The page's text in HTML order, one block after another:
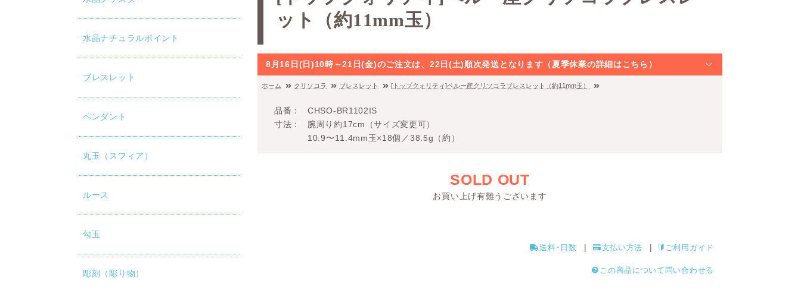
水晶ナチュラルポイント
ブレスレット
ペンダント
丸玉（スフィア）
ルース
勾玉
彫刻（彫り物）
ット（約11mm玉）
8月16日(日)10時～21日(金)のご注文は、22日(土)順次発送となります（夏季休業の詳細はこちら）
ホーム クリソコラ ブレスレット [トップクォリティ]ペルー産クリソコラブレスレット（約11mm玉）
品番
CHSO-BR1102IS
寸法
腕周り約17cm（サイズ変更可）
10.9〜11.4mm玉×18個／38.5g（約）
SOLD OUT
お買い上げ有難うございます
送料･日数 支払い方法 ご利用ガイド
この商品について問い合わせる